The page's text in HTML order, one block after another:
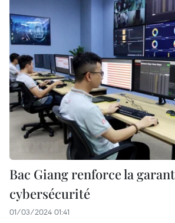
Bac Giang renforce la
cybersécurité
01/03/2024 01:41